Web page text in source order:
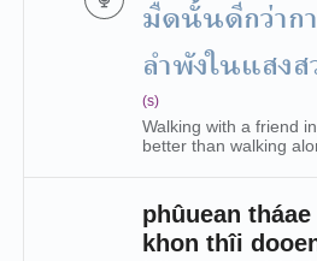
มืดนั้นดีกว่าก
ลำพังในแสงส
(s)
Walking with a friend
better than walking
phûuean
khon thîi